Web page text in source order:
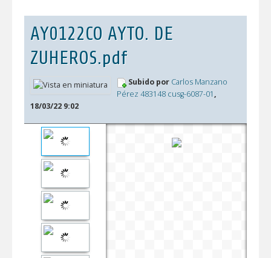
AY0122CO AYTO. DE
ZUHEROS.pdf
Subido por Carlos Manzano
Pérez 483148 cusg-6087-01 ,
18/03/22 9:02